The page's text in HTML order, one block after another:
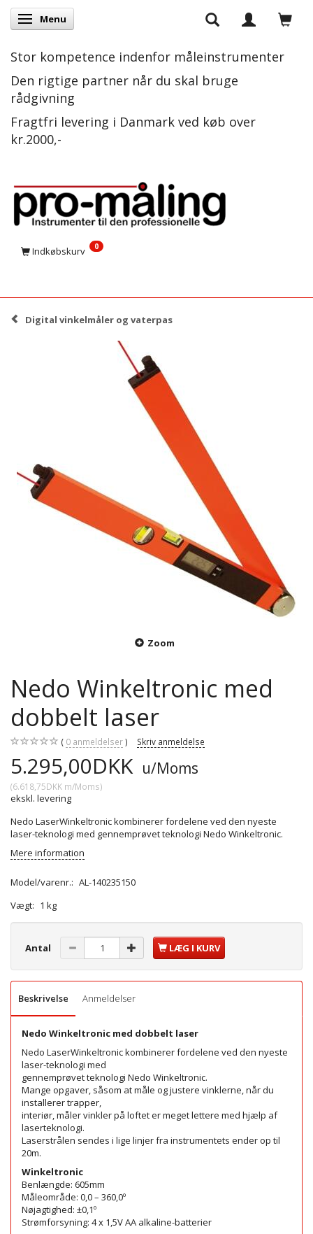
Skifte navigation
Menu
Stor kompetence indenfor måleinstrumenter
Den rigtige partner når du skal bruge
rådgivning
Fragtfri levering i Danmark ved køb over
kr.2000,-
Indkøbskurv 0
Digital vinkelmåler og vaterpas
Zoom
Nedo Winkeltronic med
dobbelt laser
0 anmeldelser Skriv anmeldelse
5.295,00DKK u/Moms
(6.618,75DKK m/Moms)
ekskl. levering
Nedo LaserWinkeltronic kombinerer fordelene ved den nyeste
laser-teknologi med gennemprøvet teknologi Nedo Winkeltronic.
Mere information
Model/varenr.: AL-140235150
Vægt: 1 kg
Antal LÆG I KURV
Beskrivelse Anmeldelser
Nedo Winkeltronic med dobbelt laser
Nedo LaserWinkeltronic kombinerer fordelene ved den nyeste
laser-teknologi med
gennemprøvet teknologi Nedo Winkeltronic.
Mange opgaver, såsom at måle og justere vinklerne, når du
installerer trapper,
interiør, måler vinkler på loftet er meget lettere med hjælp af
laserteknologi.
Laserstrålen sendes i lige linjer fra instrumentets ender op til
20m.
Winkeltronic
Benlængde: 605mm
Måleområde: 0,0 – 360,0º
Nøjagtighed: ±0,1º
Strømforsyning: 4 x 1,5V AA alkaline-batterier